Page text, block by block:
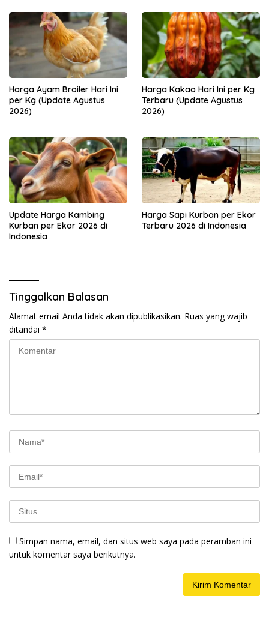
Harga Ayam Broiler Hari Ini
per Kg (Update Agustus
2026)
Harga Kakao Hari Ini per Kg
Terbaru (Update Agustus
2026)
Update Harga Kambing
Kurban per Ekor 2026 di
Indonesia
Harga Sapi Kurban per Ekor
Terbaru 2026 di Indonesia
Tinggalkan Balasan
Alamat email Anda tidak akan dipublikasikan. Ruas yang wajib
ditandai *
Simpan nama, email, dan situs web saya pada peramban ini
untuk komentar saya berikutnya.